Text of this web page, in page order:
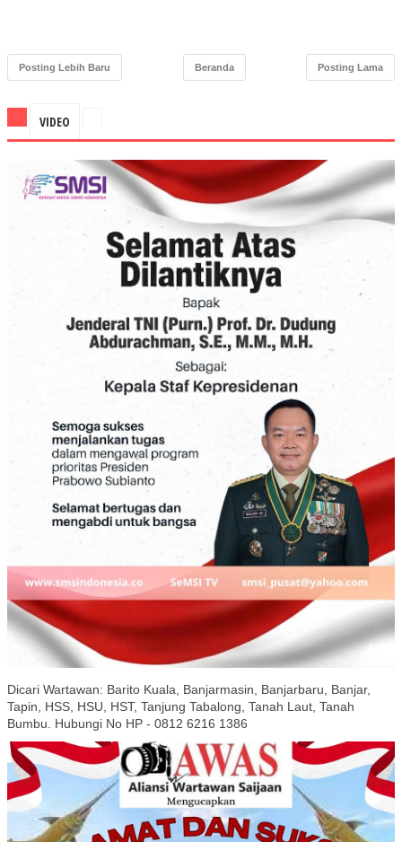
Posting Lebih Baru Posting Lama
Beranda
VIDEO
Dicari Wartawan: Barito Kuala, Banjarmasin, Banjarbaru, Banjar,
Tapin, HSS, HSU, HST, Tanjung Tabalong, Tanah Laut, Tanah
Bumbu. Hubungi No HP - 0812 6216 1386